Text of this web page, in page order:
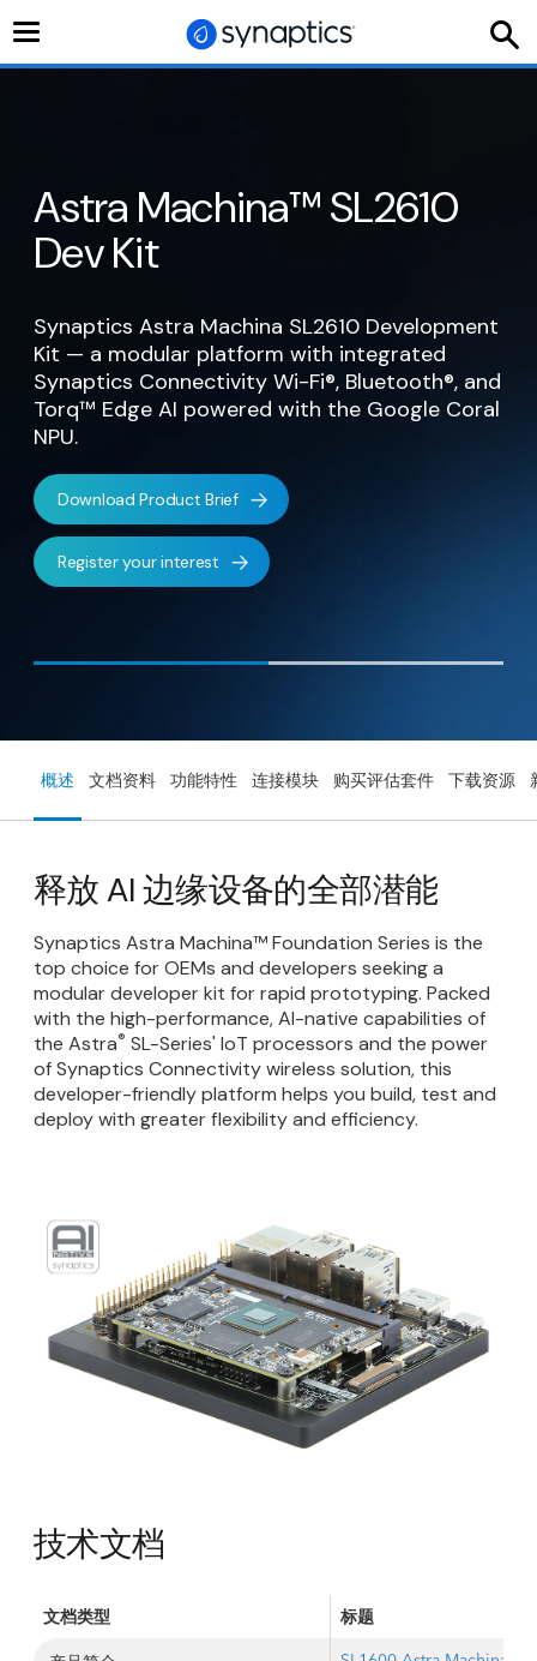
切
Astra Machina™ SL2610
Dev Kit
Synaptics Astra Machina SL2610 Development
Kit — a modular platform with integrated
Synaptics Connectivity Wi-Fi®, Bluetooth®, and
Torq™ Edge AI powered with the Google Coral
NPU.
Download Product Brief
Register your interest
Foundation Series
Machina™ Foundation
Series
Experience fast time to market with the
compute, edge AI technology and wireless
connectivity powered by open-source AI
software.
概述 文档资料 功能特性 连接模块 购买评估套件 下载资源
释放 AI 边缘设备的全部潜能
Synaptics Astra Machina™ Foundation Series is the
top choice for OEMs and developers seeking a
modular developer kit for rapid prototyping. Packed
with the high-performance, AI-native capabilities of
the Astra® SL-Series' IoT processors and the power
of Synaptics Connectivity wireless solution, this
developer-friendly platform helps you build, test and
deploy with greater flexibility and efficiency.
技术文档
文档类型 标题